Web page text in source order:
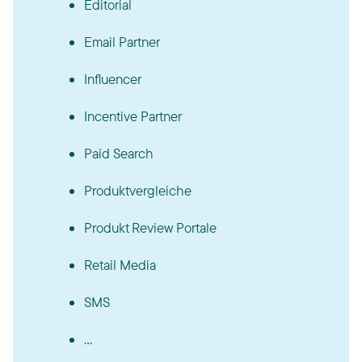
Editorial
Email Partner
Influencer
Incentive Partner
Paid Search
Produktvergleiche
Produkt Review Portale
Retail Media
SMS
...